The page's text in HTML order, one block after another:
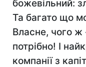
божевільний:
Та багато що
Власне, чого ж
потрібно! І
компанії з